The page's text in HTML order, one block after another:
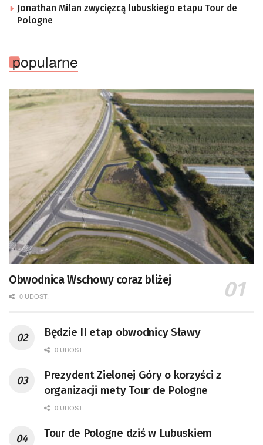
Jonathan Milan zwycięzcą lubuskiego etapu Tour de
Pologne
popularne
Obwodnica Wschowy coraz bliżej
0 UDOST.
Będzie II etap obwodnicy Sławy
0 UDOST.
Prezydent Zielonej Góry o korzyści z
organizacji mety Tour de Pologne
0 UDOST.
Tour de Pologne dziś w Lubuskiem